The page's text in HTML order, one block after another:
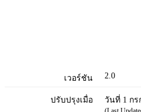
เวอร์ชัน 2.0
ปรับปรุงเมื่อ วันที่ 1 กร